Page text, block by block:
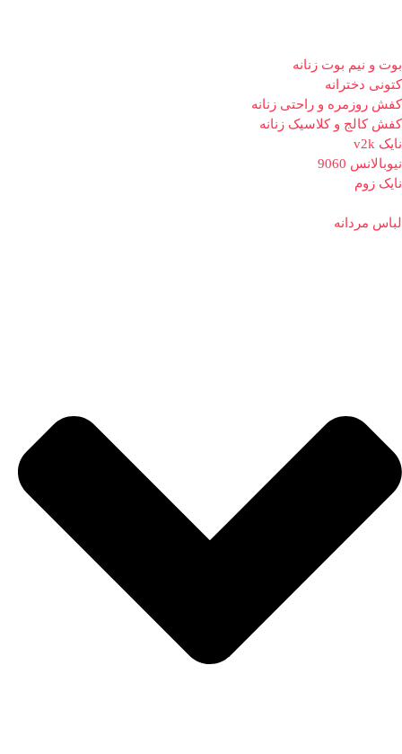
بوت و نیم بوت زنانه
کتونی دخترانه
کفش روزمره و راحتی زنانه
کفش کالج و کلاسیک زنانه
نایک v2k
نیوبالانس 9060
نایک زوم
لباس مردانه